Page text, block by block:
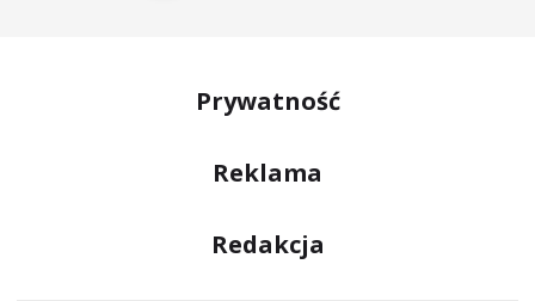
Prywatność
Reklama
Redakcja